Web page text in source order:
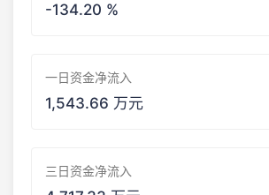
-134.20 %
一日资金净流入
1,543.66 万元
三日资金净流入